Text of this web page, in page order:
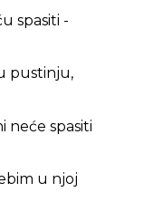
spasiti -
pustinju,
neće spasiti
u njoj